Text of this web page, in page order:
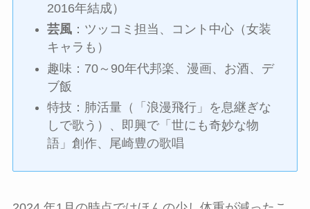
2016年結成）
芸風 ：ツッコミ担当、コント中心（女装
キャラも）
趣味：70～90年代邦楽、漫画、お酒、デ
ブ飯
特技：肺活量（「浪漫飛行」を息継ぎな
しで歌う）、即興で「世にも奇妙な物
語」創作、尾崎豊の歌唱